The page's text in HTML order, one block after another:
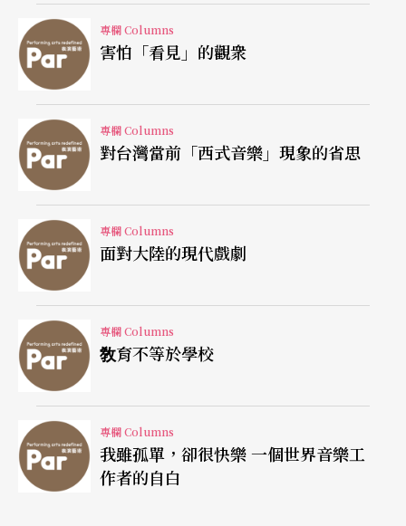
人買書、找書的心情。
有人跑去跟老闆說：「你賣這麼硬的理論給誰看？
這種書連百分之九十的大學生都讀不懂，請別再賣
了！」有人說：「托爾斯泰和巴爾札克對一九九六
年的台灣讀者有什麼意義？爲什麼不全讓位給台灣
本土作品？」有人說：「把大衆文學擺在這麼醒目
的位置，簡直可恥！」害得作者也要跑來揷一脚，
不無心虛地辯解：「我爲大衆寫作，只是要用一些
人人能懂的永恆人性和溫情引起共鳴，可不等於俗
氣！那些『眞正的』大衆文學都是有規模、有計畫
製造出來的，別跟我混爲一談！」
只有在思想專制的社會裡，太多人看得懂、或太少
人看得懂才會成爲罪名。可是天哪，我們有的只是
一間種類貧乏的書店，我們的現代劇場裡還只有不
專欄 Columns
害怕「看見」的觀衆
專欄 Columns
對台灣當前「西式音樂」現象的省思
專欄 Columns
面對大陸的現代戲劇
專欄 Columns
敎育不等於學校
專欄 Columns
我雖孤單，卻很快樂 一個世界音樂工
作者的自白